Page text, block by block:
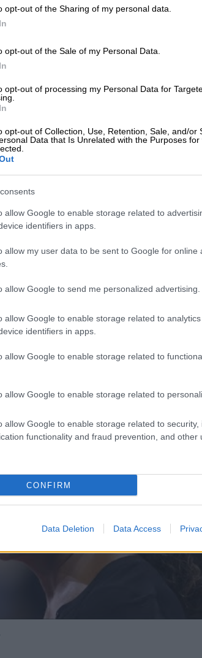
opt-out of the Sharing of my personal data.
opt-out of the Sale of my Personal Data.
opt-out of processing my Personal Data for
opt-out of Collection, Use, Retention, Sale, and/or
Data that Is Unrelated with the Purposes for
allow Google to enable storage related to
identifiers in apps.
allow my user data to be sent to Google for online
allow Google to send me personalized advertising.
allow Google to enable storage related to
identifiers in apps.
allow Google to enable storage related to
allow Google to enable storage related to
allow Google to enable storage related to security,
functionality and fraud prevention, and other
CONFIRM
Data Deletion Data Access
Ομπάμα
δυναμική στο στρατόπεδο
στο ενδεχόμενο να
«Όπως έχει εκφράσει πολλές
την εκστρατεία επανεκλογής
video